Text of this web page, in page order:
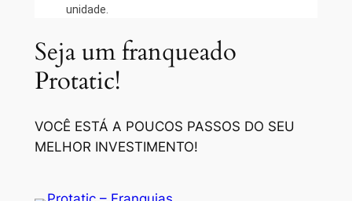
unidade.
Seja um franqueado
Protatic!
VOCÊ ESTÁ A POUCOS PASSOS DO SEU
MELHOR INVESTIMENTO!